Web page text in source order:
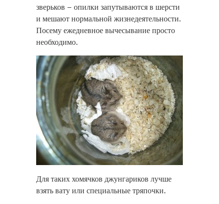
зверьков – опилки запутываются в шерсти
и мешают нормальной жизнедеятельности.
Посему ежедневное вычесывание просто
необходимо.
Для таких хомячков джунгариков лучше
взять вату или специальные тряпочки.